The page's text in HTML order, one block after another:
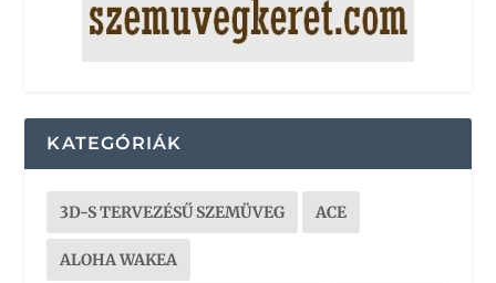
KATEGÓRIÁK
3D-S TERVEZÉSŰ SZEMÜVEG ACE
ALOHA WAKEA